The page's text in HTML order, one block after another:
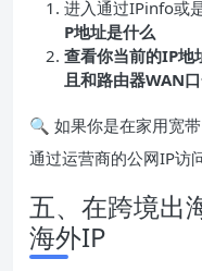
进入通过IPinfo或
P地址是什么
查看你当前的IP地
且和路由器WAN
🔍 如果你是在家用宽
通过运营商的公网IP访
五、在跨境出
海外IP